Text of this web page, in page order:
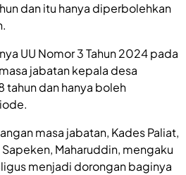
dan itu hanya diperbolehkan
UU Nomor 3 Tahun 2024 pada
jabatan kepala desa
dan hanya boleh
masa jabatan, Kades Paliat,
Maharuddin, mengaku
menjadi dorongan baginya